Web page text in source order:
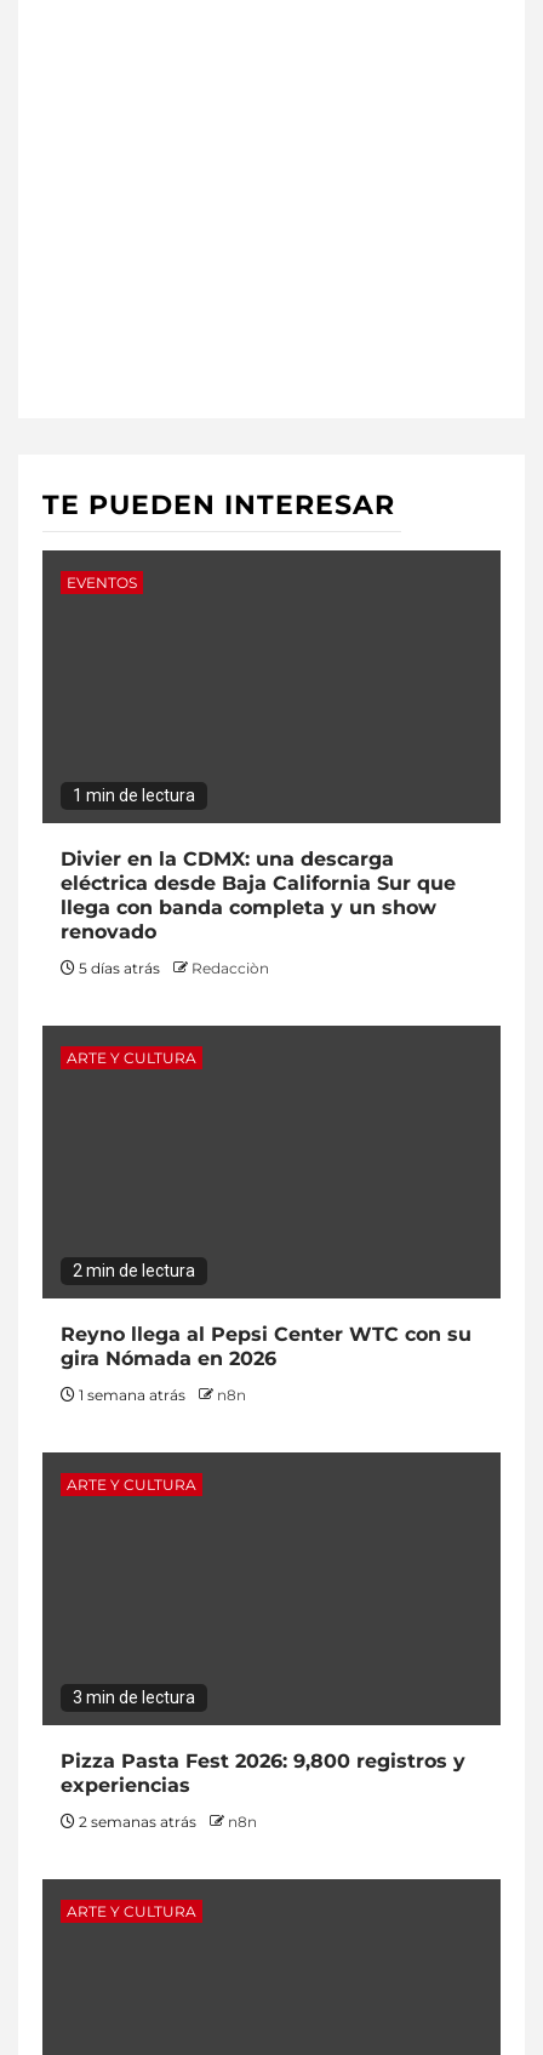
TE PUEDEN INTERESAR
EVENTOS
1 min de lectura
Divier en la CDMX: una descarga
eléctrica desde Baja California Sur que
llega con banda completa y un show
renovado
5 días atrás Redacciòn
ARTE Y CULTURA
2 min de lectura
Reyno llega al Pepsi Center WTC con su
gira Nómada en 2026
1 semana atrás n8n
ARTE Y CULTURA
3 min de lectura
Pizza Pasta Fest 2026: 9,800 registros y
experiencias
2 semanas atrás n8n
ARTE Y CULTURA